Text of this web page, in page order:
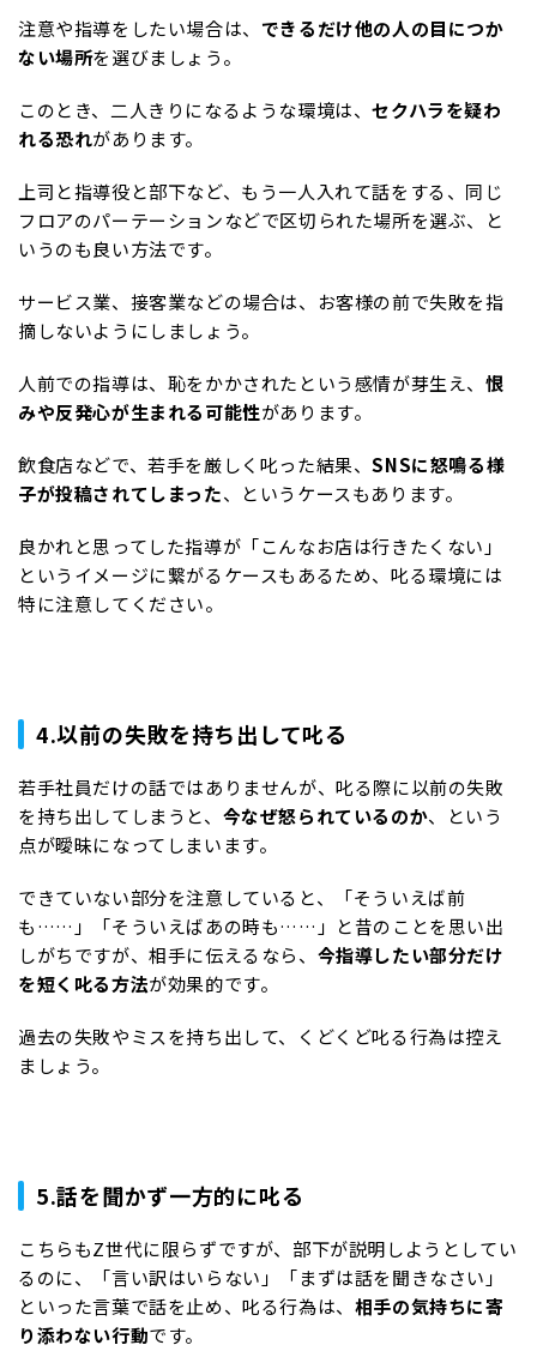
注意や指導をしたい場合は、 できるだけ他の人の目につか
ない場所を選びましょう。
このとき、二人きりになるような環境は、セクハラを疑わ
れる恐れがあります。
上司と指導役と部下など、もう一人入れて話をする、同じ
フロアのパーテーションなどで区切られた場所を選ぶ、と
いうのも良い方法です。
サービス業、接客業などの場合は、お客様の前で失敗を指
摘しないようにしましょう。
人前での指導は、恥をかかされたという感情が芽生え、恨
みや反発心が生まれる可能性があります。
飲食店などで、若手を厳しく叱った結果、SNSに怒鳴る様
子が投稿されてしまった、というケースもあります。
良かれと思ってした指導が「こんなお店は行きたくない」
というイメージに繋がるケースもあるため、叱る環境には
特に注意してください。
4.以前の失敗を持ち出して叱る
若手社員だけの話ではありませんが、叱る際に以前の失敗
を持ち出してしまうと、 今なぜ怒られているのか、という
点が曖昧になってしまいます。
できていない部分を注意していると、「そういえば前
も……」「そういえばあの時も……」と昔のことを思い出
しがちですが、相手に伝えるなら、 今指導したい部分だけ
を短く叱る方法が効果的です。
過去の失敗やミスを持ち出して、くどくど叱る行為は控え
ましょう。
5.話を聞かず一方的に叱る
こちらもZ世代に限らずですが、部下が説明しようとしてい
るのに、「言い訳はいらない」「まずは話を聞きなさい」
といった言葉で話を止め、叱る行為は、 相手の気持ちに寄
り添わない行動です。